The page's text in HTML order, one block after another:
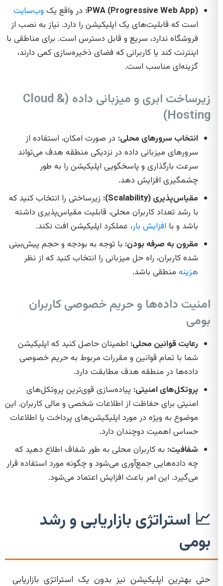
PWA (Progressive Web App): در واقع یک وب‌سایت
است که قابلیت‌های یک اپلیکیشن را دارد. نیاز به نصب از
فروشگاه ندارد، سریع و قابل دسترس است. برای مناطقی با
اینترنت کند یا کاربرانی که فضای ذخیره‌سازی کمی دارند،
گزینه‌ای مناسب است.
زیرساخت ابری و میزبانی داده (Cloud &
Hosting)
انتخاب سرورهای محلی: در صورت امکان، استفاده از
سرورهای میزبانی داده در نزدیکی منطقه هدف می‌تواند
سرعت بارگذاری و پاسخگویی اپلیکیشن را به طور
چشمگیری افزایش دهد.
مقیاس‌پذیری (Scalability):
زیرساختی را انتخاب کنید که
با رشد تعداد کاربران محلی، قابلیت مقیاس‌پذیری داشته
باشد و با افزایش بار، عملکرد اپلیکیشن افت نکند.
مقرون به صرفه بودن: با توجه به بودجه و حجم پیش‌بینی
شده کاربران، راه حل میزبانی را انتخاب کنید که از نظر
هزینه منطقی باشد.
امنیت داده‌ها و حریم خصوصی کاربران
بومی
رعایت قوانین محلی: اطمینان حاصل کنید که اپلیکیشن
شما با تمام قوانین و مقررات مربوط به حریم خصوصی
داده‌ها در منطقه هدف مطابقت دارد.
پروتکل‌های امنیتی: پیاده‌سازی قوی‌ترین پروتکل‌های
امنیتی برای حفاظت از اطلاعات شخصی و مالی کاربران. این
موضوع به ویژه در مورد اپلیکیشن‌های پرداخت یا اطلاعات
حساس اهمیت دوچندان دارد.
شفافیت: به کاربران محلی به طور شفاف اطلاع دهید که
چه داده‌هایی جمع‌آوری می‌شود و چگونه مورد استفاده قرار
می‌گیرد. این امر باعث افزایش اعتماد می‌شود.
📈 استراتژی بازاریابی و رشد
بومی
حتی بهترین اپلیکیشن نیز بدون یک استراتژی بازاریابی